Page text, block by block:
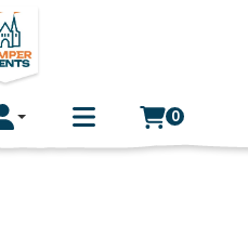
Toggle account dropdown
Toggle
mobile
0